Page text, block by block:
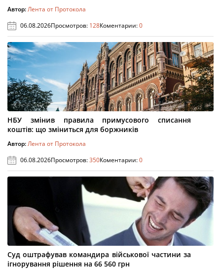
Автор:Лента от Протокола
06.08.2026Просмотров: 128Коментарии:0
НБУ змінив правила примусового списання
коштів: що зміниться для боржників
Автор:Лента от Протокола
06.08.2026Просмотров:350Коментарии:0
Суд оштрафував командира військової частини за
ігнорування рішення на 66 560 грн